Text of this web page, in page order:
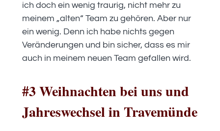
ich doch ein wenig traurig, nicht mehr zu
meinem „alten“ Team zu gehören. Aber nur
ein wenig. Denn ich habe nichts gegen
Veränderungen und bin sicher, dass es mir
auch in meinem neuen Team gefallen wird.
#3 Weihnachten bei uns und
Jahreswechsel in Travemünde